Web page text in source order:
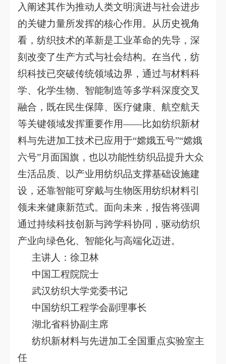
入阐述其作为推动人类文明演进与社会进步
的关键力量所发挥的核心作用。从历史视角
看，纺织技术的革新是工业革命的先导，深
刻改变了生产方式与社会结构。在当代，纺
织科技已突破传统领域边界，通过与材料科
学、化学生物、智能制造等多学科深度交叉
融合，既在民生保障、医疗健康、航空航天
等关键领域发挥重要作用——比如纺织新材
料与先进加工技术已应用于“嫦娥五号”“嫦娥
六号”月面国旗，也以功能性纺织品提升大众
生活品质、以产业用纺织品支撑基础设施建
设，还靠智能可穿戴与生物医用纺织材料引
领未来健康新范式。面向未来，报告将强调
通过持续科技创新与跨学科协同，驱动纺织
产业向绿色化、智能化与高端化迈进。
主讲人： 徐卫林
中国工程院院士
武汉纺织大学党委书记
中国纺织工程学会副理事长
湖北省科协副主席
纺织新材料与先进加工全国重点实验室主
任